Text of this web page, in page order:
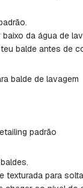
da água de
balde antes de
balde de lavagem
padrão
texturada para